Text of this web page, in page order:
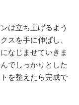
は立ち上げるよう
スを手に伸ばし、
なじませていきま
でしっかりとした
を整えたら完成で